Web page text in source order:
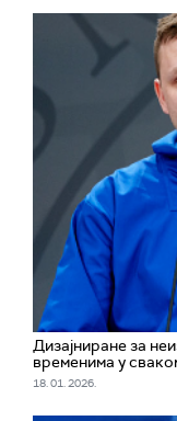
Дизајниранe за
временима у
18. 01. 2026.